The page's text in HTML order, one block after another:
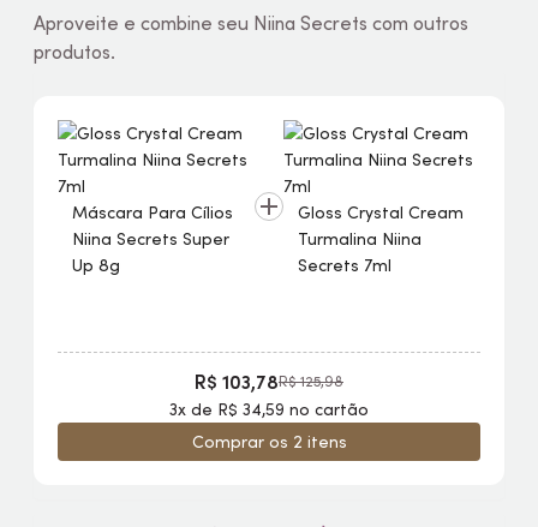
Aproveite e combine seu Niina Secrets com outros
produtos.
Máscara Para Cílios
Niina Secrets Super
Up 8g
Gloss Crystal Cream
Turmalina Niina
Secrets 7ml
R$ 125,98
R$ 103,78
3x de R$ 34,59 no cartão
Comprar os 2 itens